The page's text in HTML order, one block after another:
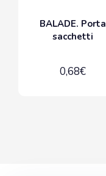
BALADE. Porta
sacchetti
0,68€